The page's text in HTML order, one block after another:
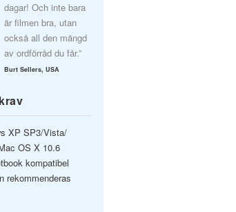
dagar! Och inte bara
är filmen bra, utan
också all den mängd
av ordförråd du får.”
Burt Sellers, USA
XP SP3/Vista/
OS X 10.6
kompatibel
rekommenderas